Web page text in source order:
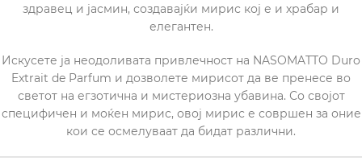
здравец и јасмин, создавајќи мирис кој е и храбар и
елегантен.
Искусете ја неодоливата привлечност на NASOMATTO Duro
Extrait de Parfum и дозволете мирисот да ве пренесе во
светот на егзотична и мистериозна убавина. Со својот
специфичен и моќен мирис, овој мирис е совршен за оние
кои се осмелуваат да бидат различни.